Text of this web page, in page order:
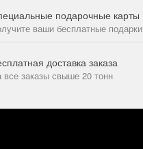
подарочные карты
ваши бесплатные подарки
доставка заказа
все заказы свыше 20 тонн